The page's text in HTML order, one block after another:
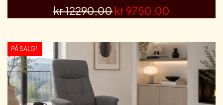
kr 12290,00kr 9750,00
PÅ SALG!